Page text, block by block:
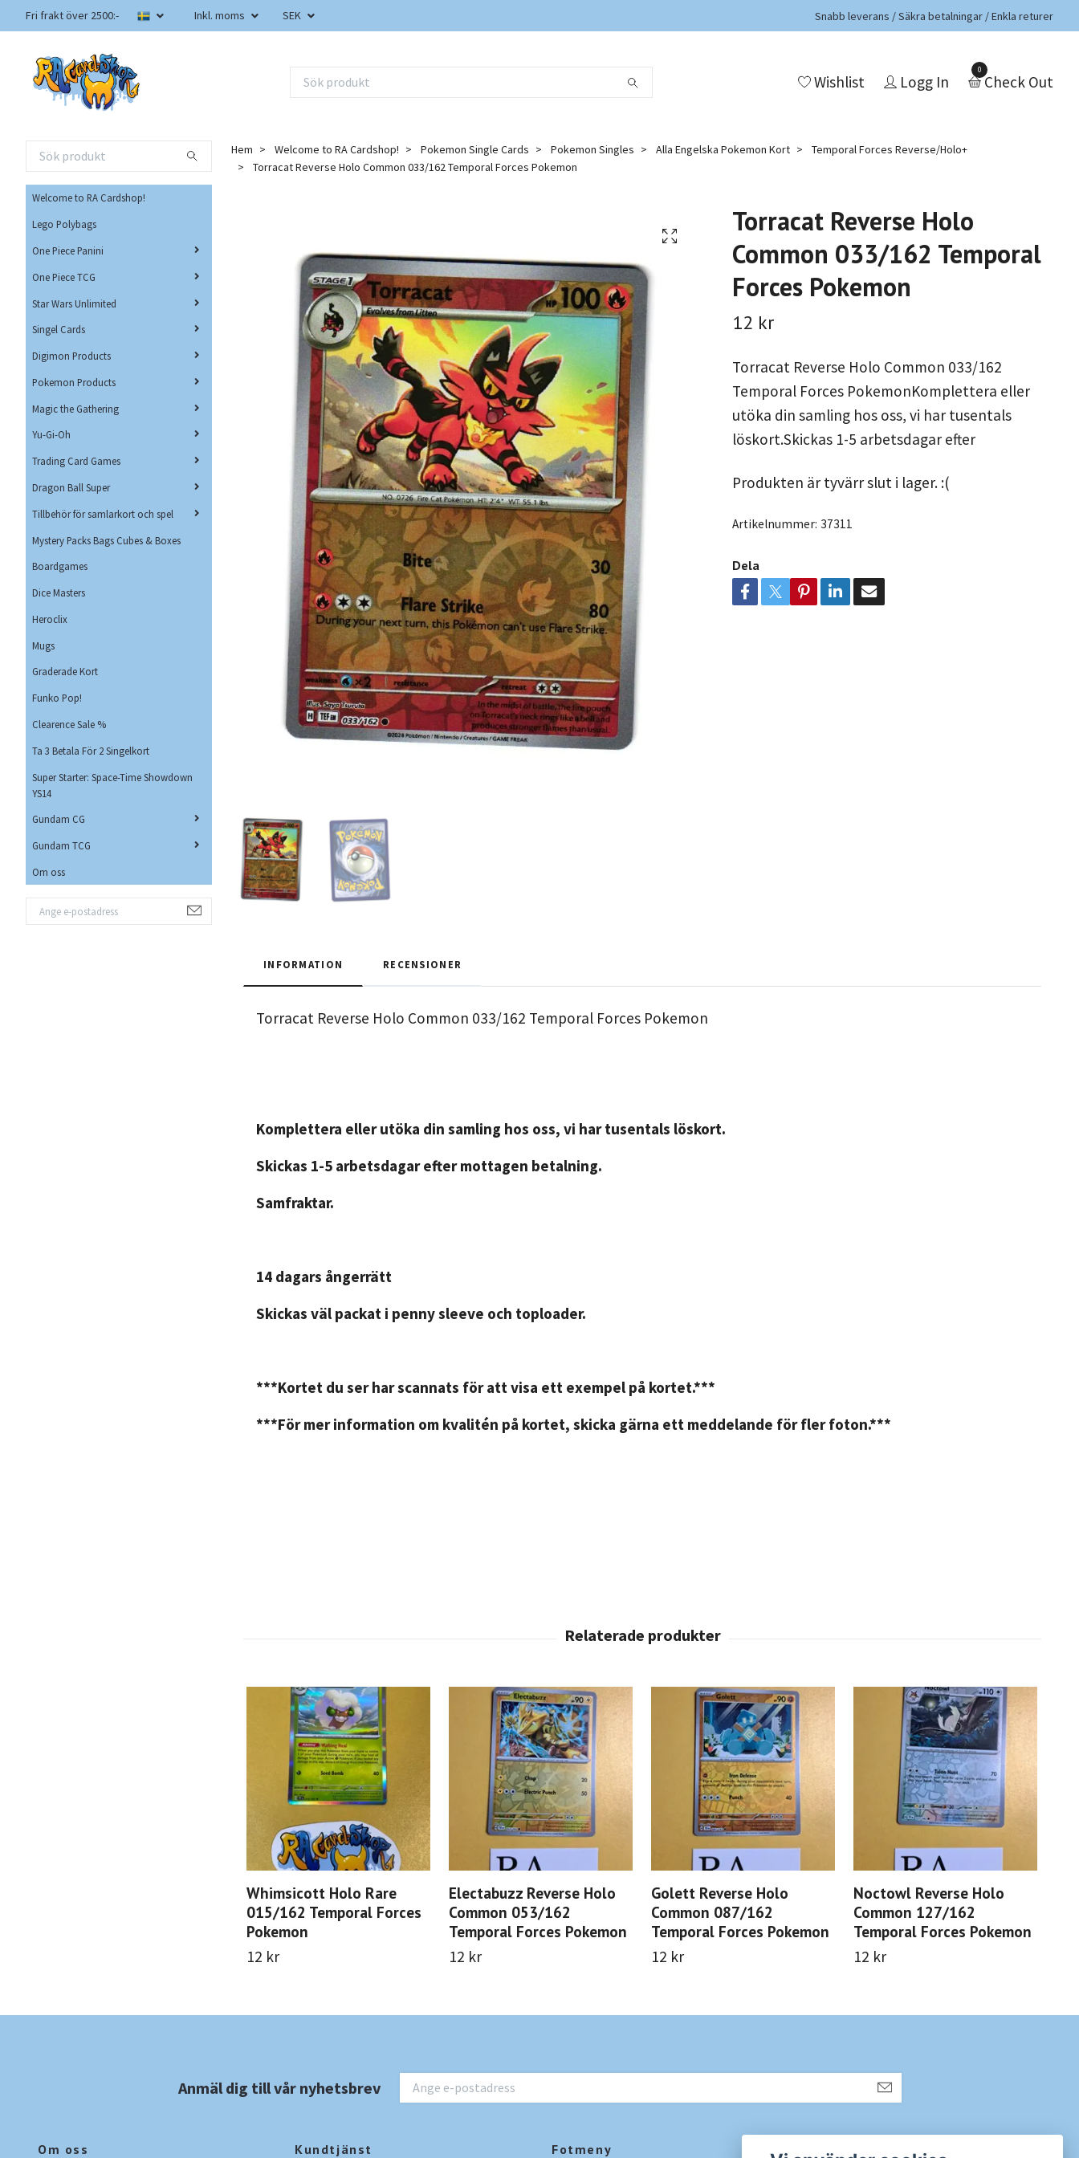
Fri frakt över 2500:- Inkl. moms SEK Snabb leverans / Säkra betalningar / Enkla returer
Wishlist Logg In
0
Check Out
Welcome to RA Cardshop!
Lego Polybags
One Piece Panini
One Piece TCG
Star Wars Unlimited
Singel Cards
Digimon Products
Pokemon Products
Magic the Gathering
Yu-Gi-Oh
Trading Card Games
Dragon Ball Super
Tillbehör för samlarkort och spel
Mystery Packs Bags Cubes & Boxes
Boardgames
Dice Masters
Heroclix
Mugs
Graderade Kort
Funko Pop!
Clearence Sale %
Ta 3 Betala För 2 Singelkort
Super Starter: Space-Time Showdown
YS14
Gundam CG
Gundam TCG
Om oss
Hem Welcome to RA Cardshop! Pokemon Single Cards Pokemon Singles Alla Engelska Pokemon Kort
Temporal Forces Reverse/Holo+
Torracat Reverse Holo Common 033/162 Temporal Forces Pokemon
Torracat Reverse Holo
Common 033/162 Temporal
Forces Pokemon
12 kr
Torracat Reverse Holo Common 033/162
Temporal Forces PokemonKomplettera eller
utöka din samling hos oss, vi har tusentals
löskort.Skickas 1-5 arbetsdagar efter
Produkten är tyvärr slut i lager. :(
Artikelnummer: 37311
Dela
INFORMATION RECENSIONER
Torracat Reverse Holo Common 033/162 Temporal Forces Pokemon
Komplettera eller utöka din samling hos oss, vi har tusentals löskort.
Skickas 1-5 arbetsdagar efter mottagen betalning.
Samfraktar.
14 dagars ångerrätt
Skickas väl packat i penny sleeve och toploader.
***Kortet du ser har scannats för att visa ett exempel på kortet.***
***För mer information om kvalitén på kortet, skicka gärna ett meddelande för fler foton.***
Whimsicott Holo Rare
015/162 Temporal Forces
Pokemon
12 kr
Electabuzz Reverse Holo
Common 053/162
Temporal Forces Pokemon
12 kr
Golett Reverse Holo
Common 087/162
Temporal Forces Pokemon
12 kr
Noctowl Reverse Holo
Common 127/162
Temporal Forces Pokemon
12 kr
Anmäl dig till vår nyhetsbrev
Om oss Kundtjänst Fotmeny Sociala medier